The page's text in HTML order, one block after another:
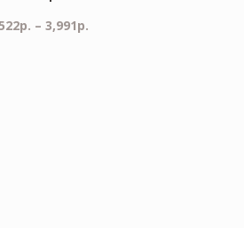
р. –3,991р.